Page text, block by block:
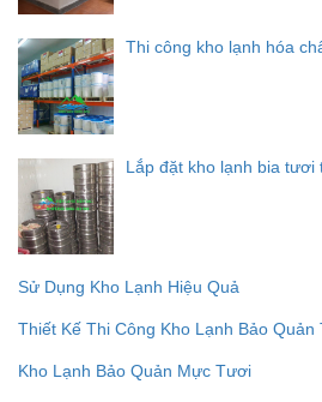
Thi công kho lạnh hóa
Lắp đặt kho lạnh bia tươi
Sử Dụng Kho Lạnh Hiệu Quả
Thiết Kế Thi Công Kho Lạnh Bảo Quản
Kho Lạnh Bảo Quản Mực Tươi